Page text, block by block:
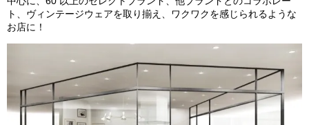
ト、ヴィンテージウェアを取り揃え、ワクワクを感じられるような
お店に！